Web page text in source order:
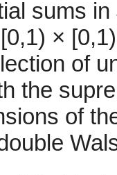
sums
×
of
the
of